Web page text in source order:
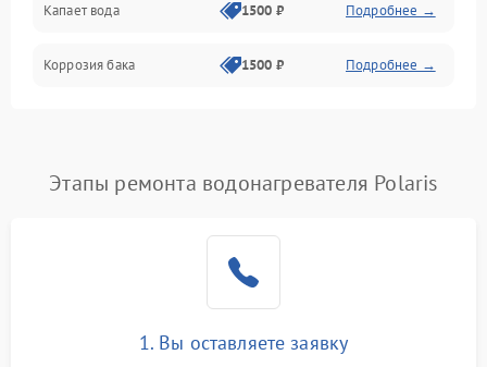
Капает вода 1500 ₽ Подробнее →
Коррозия бака 1500 ₽ Подробнее →
Этапы ремонта водонагревателя Polaris
1. Вы оставляете заявку